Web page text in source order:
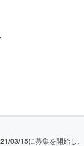
03/15に募集を開始し、